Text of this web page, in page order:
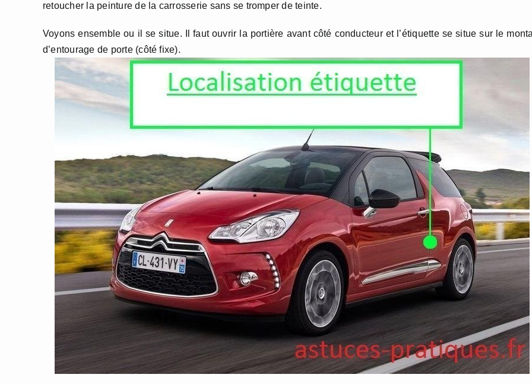
retoucher la peinture de la carrosserie sans se tromper de teinte.
Voyons ensemble ou il se situe. Il faut ouvrir la portière avant côté conducteur et l’étiquette se situe sur le
d’entourage de porte (côté fixe).